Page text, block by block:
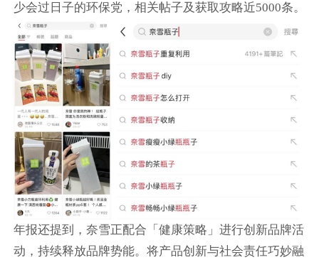
少会过日子的环保党，相关帖子及获取攻略近5000条。
年报还提到，奈雪正配合「健康策略」进行创新品牌活
动，持续释放品牌势能。将产品创新与社会责任巧妙融